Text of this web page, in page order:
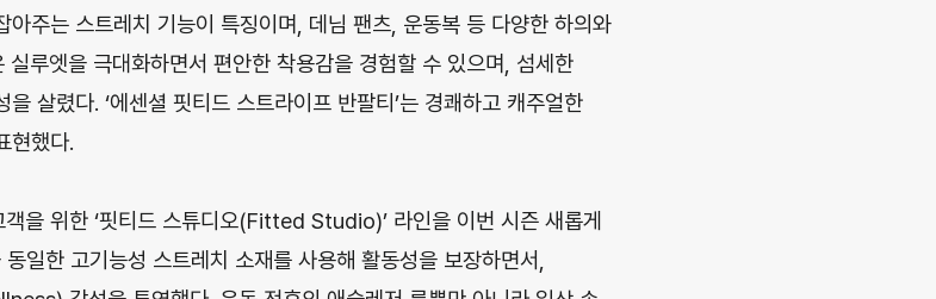
아주는 스트레치 기능이 특징이며, 데님 팬츠, 운동복 등 다양한 하의와
루엣을 극대화하면서 편안한 착용감을 경험할 수 있으며, 섬세한
살렸다. ‘에센셜 핏티드 스트라이프 반팔티’는 경쾌하고 캐주얼한
현했다.
을 위한 ‘핏티드 스튜디오(Fitted Studio)’ 라인을 이번 시즌 새롭게
동일한 고기능성 스트레치 소재를 사용해 활동성을 보장하면서,